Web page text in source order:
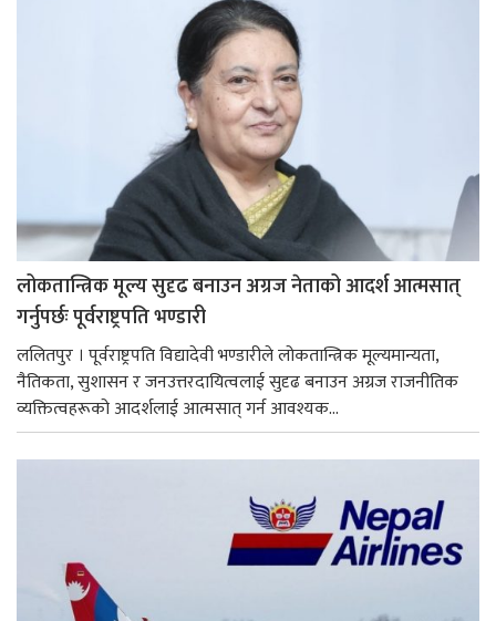
लोकतान्त्रिक मूल्य सुदृढ बनाउन अग्रज नेताको आदर्श आत्मसात्
गर्नुपर्छः पूर्वराष्ट्रपति भण्डारी
ललितपुर । पूर्वराष्ट्रपति विद्यादेवी भण्डारीले लोकतान्त्रिक मूल्यमान्यता,
नैतिकता, सुशासन र जनउत्तरदायित्वलाई सुदृढ बनाउन अग्रज राजनीतिक
व्यक्तित्वहरूको आदर्शलाई आत्मसात् गर्न आवश्यक...